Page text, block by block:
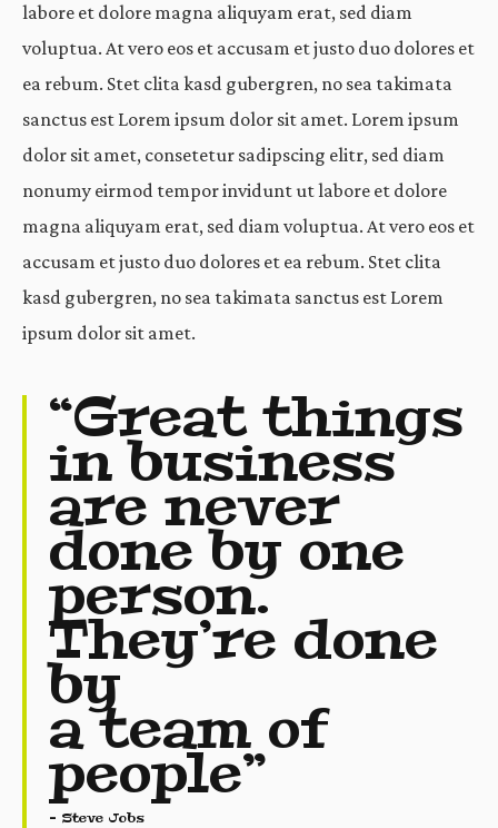
labore et dolore magna aliquyam erat, sed diam
voluptua. At vero eos et accusam et justo duo dolores et
ea rebum. Stet clita kasd gubergren, no sea takimata
sanctus est Lorem ipsum dolor sit amet. Lorem ipsum
dolor sit amet, consetetur sadipscing elitr, sed diam
nonumy eirmod tempor invidunt ut labore et dolore
magna aliquyam erat, sed diam voluptua. At vero eos et
accusam et justo duo dolores et ea rebum. Stet clita
kasd gubergren, no sea takimata sanctus est Lorem
ipsum dolor sit amet.
“Great things
in business
are never
done by one
person.
They’re done
by
a team of
people”
– Steve Jobs